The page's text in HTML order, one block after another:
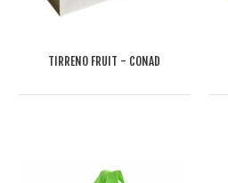
TIRRENO FRUIT - CONAD